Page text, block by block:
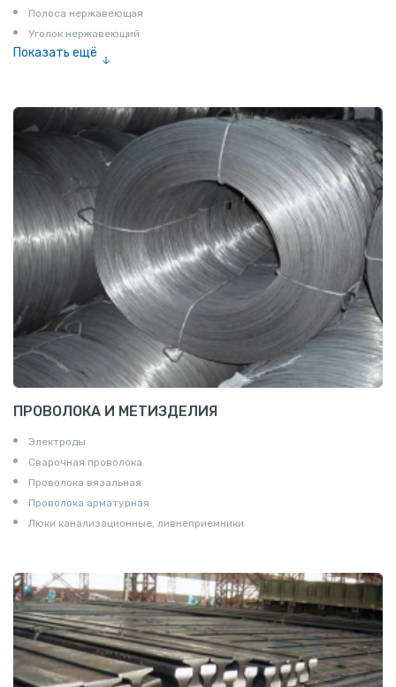
Полоса нержавеющая
Уголок нержавеющий
Показать ещё
ПРОВОЛОКА И МЕТИЗДЕЛИЯ
Электроды
Сварочная проволока
Проволока вязальная
Проволока арматурная
Люки канализационные, ливнеприемники